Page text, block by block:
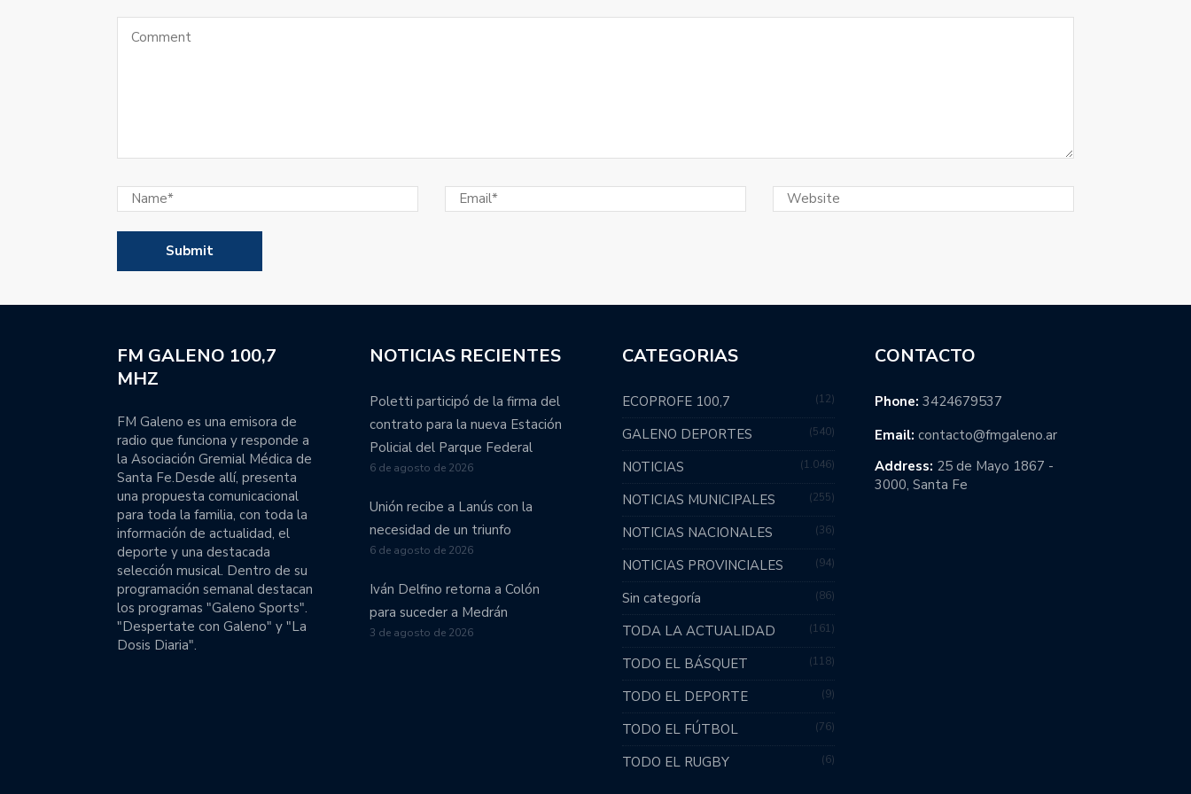
FM GALENO 100,7
MHZ
FM Galeno es una emisora de
radio que funciona y responde a
la Asociación Gremial Médica de
Santa Fe.Desde allí, presenta
una propuesta comunicacional
para toda la familia, con toda la
información de actualidad, el
deporte y una destacada
selección musical. Dentro de su
programación semanal destacan
los programas "Galeno Sports".
"Despertate con Galeno" y "La
Dosis Diaria".
NOTICIAS RECIENTES
Poletti participó de la firma del
contrato para la nueva Estación
Policial del Parque Federal
6 de agosto de 2026
Unión recibe a Lanús con la
necesidad de un triunfo
6 de agosto de 2026
Iván Delfino retorna a Colón
para suceder a Medrán
3 de agosto de 2026
CATEGORIAS
ECOPROFE 100,7 12
GALENO DEPORTES 540
NOTICIAS 1.046
NOTICIAS MUNICIPALES 255
NOTICIAS NACIONALES 36
NOTICIAS PROVINCIALES 94
Sin categoría 86
TODA LA ACTUALIDAD 161
TODO EL BÁSQUET 118
TODO EL DEPORTE 9
TODO EL FÚTBOL 76
TODO EL RUGBY 6
CONTACTO
Phone: 3424679537
Email: contacto@fmgaleno.ar
Address: 25 de Mayo 1867 -
3000, Santa Fe